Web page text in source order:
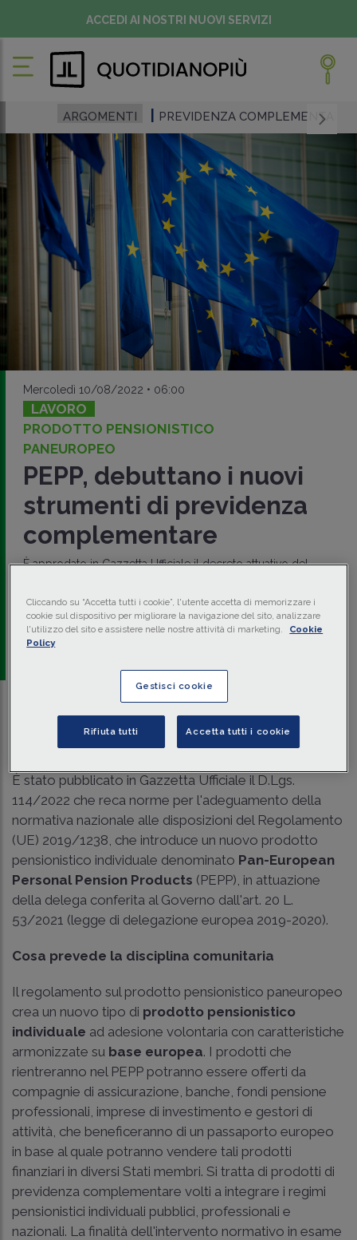
ACCEDI AI NOSTRI NUOVI SERVIZI
ARGOMENTI PREVIDENZA COMPLEMENTARE
Mercoledì 10/08/2022 • 06:00
LAVORO
PRODOTTO PENSIONISTICO
PANEUROPEO
PEPP, debuttano i nuovi
strumenti di previdenza
complementare
È approdato in Gazzetta Ufficiale il decreto attuativo del
volontaria con caratteristiche armonizzate subase
europea.
a cura di
Traduci con IA Ascolta la news
È stato pubblicato in Gazzetta Ufficiale il D.Lgs.
114/2022 che reca norme per l'adeguamento della
normativa nazionale alle disposizioni del Regolamento
(UE) 2019/1238, che introduce un nuovo prodotto
pensionistico individuale denominato Pan-European
Personal Pension Products (PEPP), in attuazione
della delega conferita al Governo dall'art. 20 L.
53/2021 (legge di delegazione europea 2019-2020).
Cosa prevede la disciplina comunitaria
Il regolamento sul prodotto pensionistico paneuropeo
crea un nuovo tipo di prodotto pensionistico
individuale ad adesione volontaria con caratteristiche
armonizzate su base europea. I prodotti che
rientreranno nel PEPP potranno essere offerti da
compagnie di assicurazione, banche, fondi pensione
professionali, imprese di investimento e gestori di
attività, che beneficeranno di un passaporto europeo
in base al quale potranno vendere tali prodotti
finanziari in diversi Stati membri. Si tratta di prodotti di
previdenza complementare volti a integrare i regimi
pensionistici individuali pubblici, professionali e
nazionali. La finalità dell'intervento normativo in esame
Cliccando su “Accetta tutti i cookie”, l'utente accetta di memorizzare i
cookie sul dispositivo per migliorare la navigazione del sito, analizzare
l'utilizzo del sito e assistere nelle nostre attività di marketing.
Cookie
Policy
Gestisci cookie
Rifiuta tutti Accetta tutti i cookie